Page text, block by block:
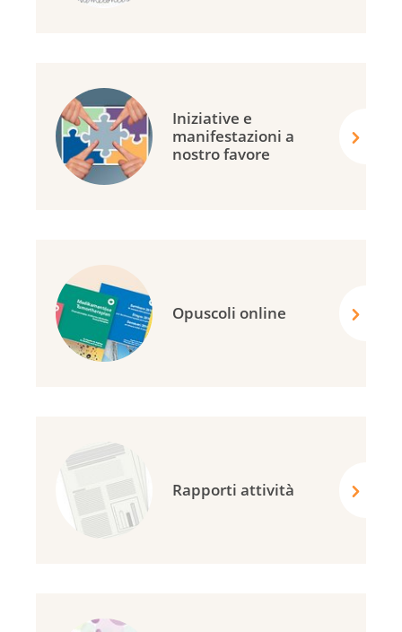
Iniziative e
manifestazioni a
nostro favore
Opuscoli online
Rapporti attività